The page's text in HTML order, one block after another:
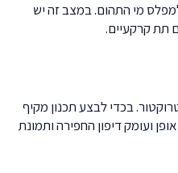
מי התהום. במצב זה יש
תת קרקעיים.
בכדי לבצע תכנון מקיף
ועומק דיפון החפירה ותמונת